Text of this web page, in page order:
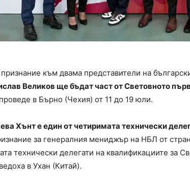
към двама представители на
Великов ще бъдат част от Световното
в Бърно (Чехия) от 11 до 19 юли.
Хънт е един от четиримата технически
за генералния мениджър на НБЛ от
технически делегати на квалификациите за
в Ухан (Китай).